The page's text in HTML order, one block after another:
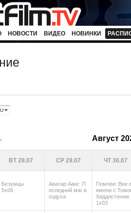
НОВОСТИ ВИДЕО НОВИНКИ
август
ВТ 28.07 СР 29.07 ЧТ 30.07
Безумцы
5х06
Аватар Аанг: П
оследний маг в
оздуха
Помпеи: Вне
емени с
Хиддлстоном
1х03